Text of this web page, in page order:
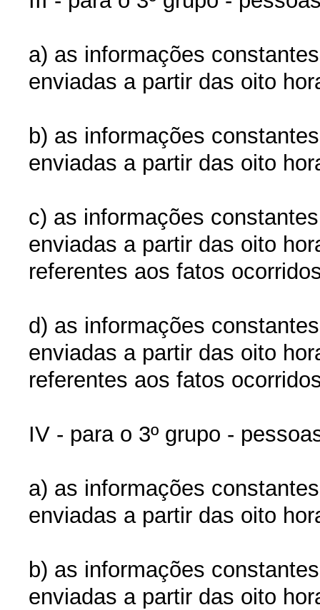
a) as informações
enviadas a partir das oito
b) as informações
enviadas a partir das oito
c) as informações
enviadas a partir das oito
referentes aos fatos
d) as informações
enviadas a partir das oito
referentes aos fatos
IV - para o 3º grupo -
a) as informações
enviadas a partir das oito
b) as informações
enviadas a partir das oito